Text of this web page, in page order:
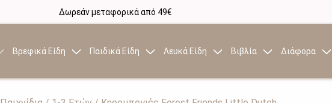
Δωρεάν μεταφορικά από 49€
Βρεφικά Είδη Παιδικά Είδη Λευκά Είδη Βιβλία Διάφορα